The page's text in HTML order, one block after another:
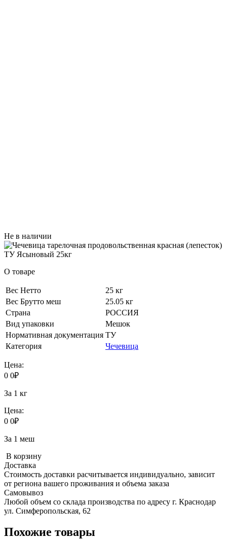
Не в наличии
О товаре
Вес Нетто
25 кг
Вес Брутто меш
25.05 кг
Страна
РОССИЯ
Вид упаковки
Мешок
Нормативная документация ТУ
Категория
Чечевица
Цена:
0 0₽
За 1 кг
Цена:
0 0₽
За 1 меш
В корзину
Доставка
Стоимость доставки расчитывается индивидуально, зависит
от региона вашего проживания и объема заказа
Самовывоз
Любой объем со склада производства по адресу г. Краснодар
ул. Симферопольская, 62
Похожие товары